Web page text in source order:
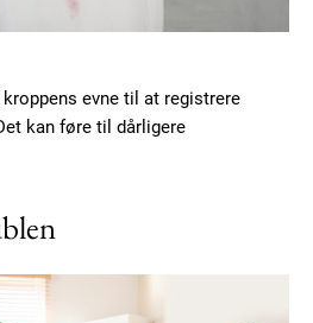
tortor
evne til at registrere
kan føre til dårligere